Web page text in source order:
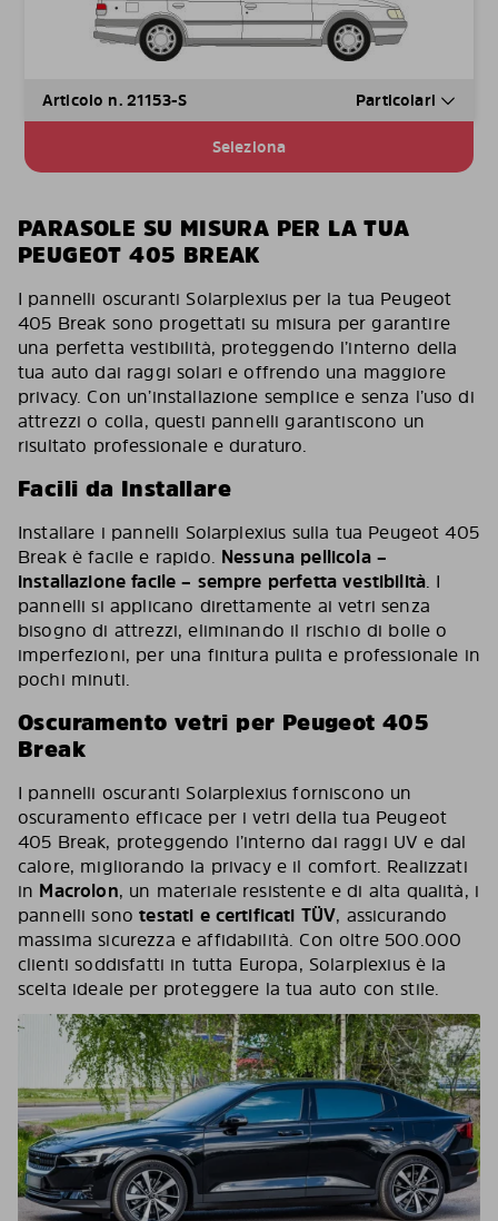
Articolo n. 21153-S Particolari
Seleziona
PARASOLE SU MISURA PER LA TUA
PEUGEOT 405 BREAK
I pannelli oscuranti Solarplexius per la tua Peugeot
405 Break sono progettati su misura per garantire
una perfetta vestibilità, proteggendo l’interno della
tua auto dai raggi solari e offrendo una maggiore
privacy. Con un’installazione semplice e senza l’uso di
attrezzi o colla, questi pannelli garantiscono un
risultato professionale e duraturo.
Facili da Installare
Installare i pannelli Solarplexius sulla tua Peugeot 405
Break è facile e rapido. Nessuna pellicola –
installazione facile – sempre perfetta vestibilità. I
pannelli si applicano direttamente ai vetri senza
bisogno di attrezzi, eliminando il rischio di bolle o
imperfezioni, per una finitura pulita e professionale in
pochi minuti.
Oscuramento vetri per Peugeot 405
Break
I pannelli oscuranti Solarplexius forniscono un
oscuramento efficace per i vetri della tua Peugeot
405 Break, proteggendo l’interno dai raggi UV e dal
calore, migliorando la privacy e il comfort. Realizzati
in Macrolon, un materiale resistente e di alta qualità, i
pannelli sonotestati e certificati TÜV, assicurando
massima sicurezza e affidabilità. Con oltre 500.000
clienti soddisfatti in tutta Europa, Solarplexius è la
scelta ideale per proteggere la tua auto con stile.